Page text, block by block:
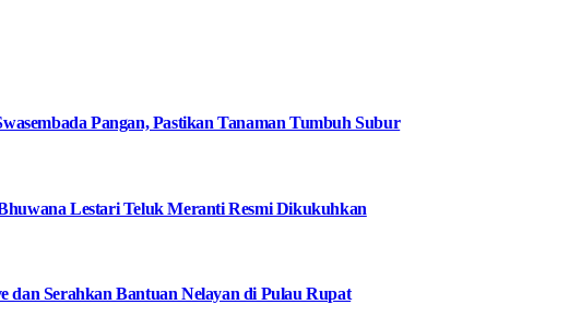
Pangan, Pastikan Tanaman Tumbuh Subur
Lestari Teluk Meranti Resmi Dikukuhkan
dan Serahkan Bantuan Nelayan di Pulau Rupat